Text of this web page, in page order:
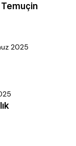
Temuçin
2025